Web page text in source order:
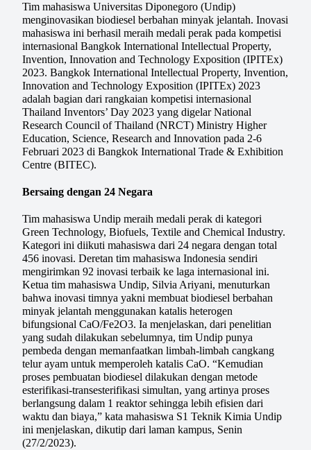
Tim mahasiswa Universitas Diponegoro (Undip)
menginovasikan biodiesel berbahan minyak jelantah. Inovasi
mahasiswa ini berhasil meraih medali perak pada kompetisi
internasional Bangkok International Intellectual Property,
Invention, Innovation and Technology Exposition (IPITEx)
2023. Bangkok International Intellectual Property, Invention,
Innovation and Technology Exposition (IPITEx) 2023
adalah bagian dari rangkaian kompetisi internasional
Thailand Inventors’ Day 2023 yang digelar National
Research Council of Thailand (NRCT) Ministry Higher
Education, Science, Research and Innovation pada 2-6
Februari 2023 di Bangkok International Trade & Exhibition
Centre (BITEC).
Bersaing dengan 24 Negara
Tim mahasiswa Undip meraih medali perak di kategori
Green Technology, Biofuels, Textile and Chemical Industry.
Kategori ini diikuti mahasiswa dari 24 negara dengan total
456 inovasi. Deretan tim mahasiswa Indonesia sendiri
mengirimkan 92 inovasi terbaik ke laga internasional ini.
Ketua tim mahasiswa Undip, Silvia Ariyani, menuturkan
bahwa inovasi timnya yakni membuat biodiesel berbahan
minyak jelantah menggunakan katalis heterogen
bifungsional CaO/Fe2O3. Ia menjelaskan, dari penelitian
yang sudah dilakukan sebelumnya, tim Undip punya
pembeda dengan memanfaatkan limbah-limbah cangkang
telur ayam untuk memperoleh katalis CaO. “Kemudian
proses pembuatan biodiesel dilakukan dengan metode
esterifikasi-transesterifikasi simultan, yang artinya proses
berlangsung dalam 1 reaktor sehingga lebih efisien dari
waktu dan biaya,” kata mahasiswa S1 Teknik Kimia Undip
ini menjelaskan, dikutip dari laman kampus, Senin
(27/2/2023).